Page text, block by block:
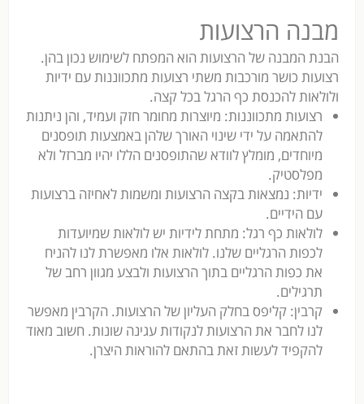
מבנה הרצועות
הבנת המבנה של הרצועות הוא המפתח לשימוש נכון בהן.
רצועות כושר מורכבות משתי רצועות מתכווננות עם ידיות
ולולאות להכנסת כף הרגל בכל קצה.
רצועות מתכווננות: מיוצרות מחומר חזק ועמיד, והן ניתנות
להתאמה על ידי שינוי האורך שלהן באמצעות תופסנים
מיוחדים, מומלץ לוודא שהתופסנים הללו יהיו מברזל ולא
מפלסטיק.
ידיות: נמצאות בקצה הרצועות ומשמות לאחיזה ברצועות
עם הידיים.
לולאות כף רגל: מתחת לידיות יש לולאות שמיועדות
לכפות הרגליים שלנו. לולאות אלו מאפשרת לנו להניח
את כפות הרגליים בתוך הרצועות ולבצע מגוון רחב של
תרגילים.
קרבין: קליפס בחלק העליון של הרצועות. הקרבין מאפשר
לנו לחבר את הרצועות לנקודות עגינה שונות. חשוב מאוד
להקפיד לעשות זאת בהתאם להוראות היצרן.